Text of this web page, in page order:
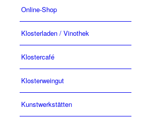
Online-Shop
Klosterladen / Vinothek
Klostercafé
Klosterweingut
Kunstwerkstätten